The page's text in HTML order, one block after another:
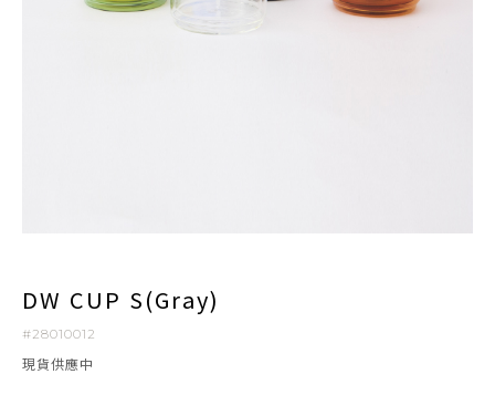
DW CUP S(Gray)
#28010012
現貨供應中